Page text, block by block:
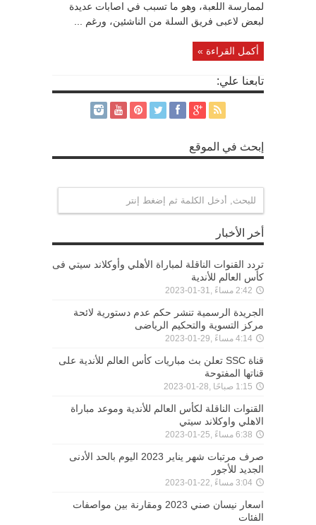
لممارسة اللعبة، وهو ما تسبب في اصابات عديدة
لبعض لاعبى فريق السلة من الناشئين، ورغم ...
أكمل القراءة »
تابعنا علي:
إبحث في الموقع
أخر الأخبار
تردد القنوات الناقلة لمباراة الأهلي وأوكلاند سيتي فى
كأس العالم للأندية
2:42 مساءً ,31-01-2023
الجريدة الرسمية تنشر حكم عدم دستورية لائحة
مركز التسوية والتحكيم الرياضى
4:14 مساءً ,29-01-2023
قناة SSC تعلن بث مباريات كأس العالم للأندية على
قناتها المفتوحة
1:15 صباحًا ,28-01-2023
القنوات الناقلة لكأس العالم للأندية وموعد مباراة
الاهلي واوكلاند سيتي
6:38 مساءً ,25-01-2023
صرف مرتبات شهر يناير 2023 اليوم بالحد الأدنى
الجديد للأجور
3:04 مساءً ,22-01-2023
اسعار نيسان صني 2023 ومقارنة بين مواصفات
الفئات